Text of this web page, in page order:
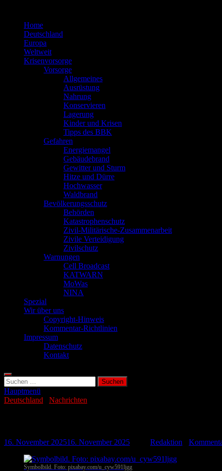
springenHome
Deutschland
Europa
Weltweit
Krisenvorsorge
Vorsorge
Allgemeines
Ausrüstung
Nahrung
Konservieren
Lagerung
Kinder und Krisen
Tipps des BBK
Gefahren
Energiemangel
Gebäudebrand
Gewitter und Sturm
Hitze und Dürre
Hochwasser
Waldbrand
Bevölkerungsschutz
Behörden
Katastrophenschutz
Zivil-Militärische-Zusammenarbeit
Zivile Verteidigung
Zivilschutz
Warnungen
Cell Broadcast
KATWARN
MoWas
NINA
Spezial
Wir über uns
Copyright-Hinweis
Kommentar-Richtlinien
Impressum
Datenschutz
Kontakt
Suchen
nach:
Hauptmenü
Deutschland
Nachrichten
16. November 202516. November 2025 Redaktion
Symbolbild. Foto: pixabay.com/u_cyw591ljgg